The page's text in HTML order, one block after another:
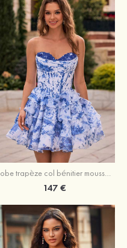
Robe trapèze col bénitier mousseline courte/mini robe de fête de la rentrée avec appliqué
147 €